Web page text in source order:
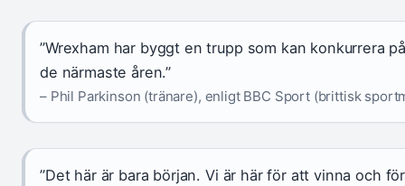
”Wrexham har byggt en trupp som kan konkurrera
de närmaste åren.”
– Phil Parkinson (tränare), enligt BBC Sport (brittisk
”Det här är bara början. Vi är här för att vinna och